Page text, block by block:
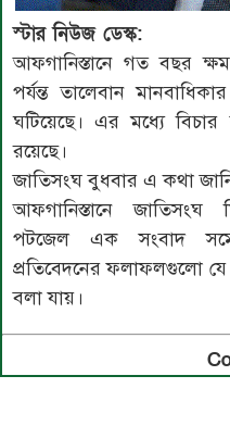
স্টার নিউজ ডেস্ক:
আফগানিস্তানে গত বছর
পর্যন্ত তালেবান
ঘটিয়েছে। এর মধ্যে
রয়েছে।
জাতিসংঘ বুধবার এ কথা
আফগানিস্তানে জাতিসংঘ
পটজেল এক সংবাদ
প্রতিবেদনের ফলাফলগুলো
বলা যায়।